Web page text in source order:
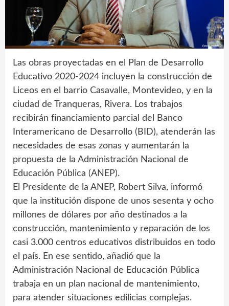
Las obras proyectadas en el Plan de Desarrollo
Educativo 2020-2024 incluyen la construcción de
Liceos en el barrio Casavalle, Montevideo, y en la
ciudad de Tranqueras, Rivera. Los trabajos
recibirán financiamiento parcial del Banco
Interamericano de Desarrollo (BID), atenderán las
necesidades de esas zonas y aumentarán la
propuesta de la Administración Nacional de
Educación Pública (ANEP).
El Presidente de la ANEP, Robert Silva, informó
que la institución dispone de unos sesenta y ocho
millones de dólares por año destinados a la
construcción, mantenimiento y reparación de los
casi 3.000 centros educativos distribuidos en todo
el país. En ese sentido, añadió que la
Administración Nacional de Educación Pública
trabaja en un plan nacional de mantenimiento,
para atender situaciones edilicias complejas.